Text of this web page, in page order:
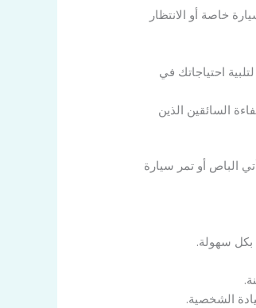
خاصة أو الانتظار
احتياجاتك في
السائقين الذين
الباص أو تمر سيارة
بكل سهولة.
الشخصية.